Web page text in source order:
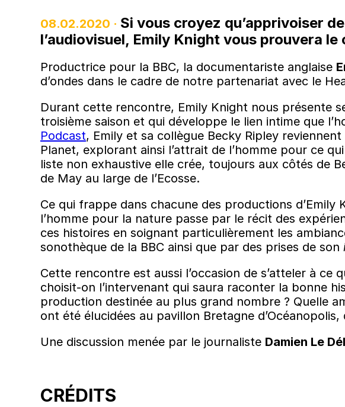
08.02.2020 · Si vous croyez qu’apprivoiser
l’audiovisuel, Emily Knight vous prouvera le
Productrice pour la BBC, la documentariste anglaise
d’ondes dans le cadre de notre partenariat avec le
Durant cette rencontre, Emily Knight nous présente
troisième saison et qui développe le lien intime que
Podcast, Emily et sa collègue Becky Ripley
Planet, explorant ainsi l’attrait de l’homme pour ce
liste non exhaustive elle crée, toujours aux côtés de
de May au large de l’Ecosse.
Ce qui frappe dans chacune des productions
l’homme pour la nature passe par le récit des
ces histoires en soignant particulièrement les
sonothèque de la BBC ainsi que par des prises de son
Cette rencontre est aussi l’occasion de s’atteler à
choisit-on l’intervenant qui saura raconter la bonne
production destinée au plus grand nombre ? Quelle
ont été élucidées au pavillon Bretagne
Une discussion menée par le journaliste Damien Le
CRÉDITS